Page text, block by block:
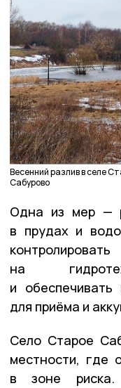
Весенний разлив в селе
Сабурово
Одна из мер —
в прудах и
на
и
для приёма и
Село Старое
местности, где
в зоне